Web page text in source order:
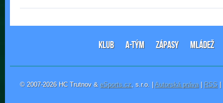
KLUB A-TÝM ZÁPASY MLÁDEŽ
© 2007-2026 HC Trutnov & eSports.cz, s.r.o. |Autorská práva| RSS |